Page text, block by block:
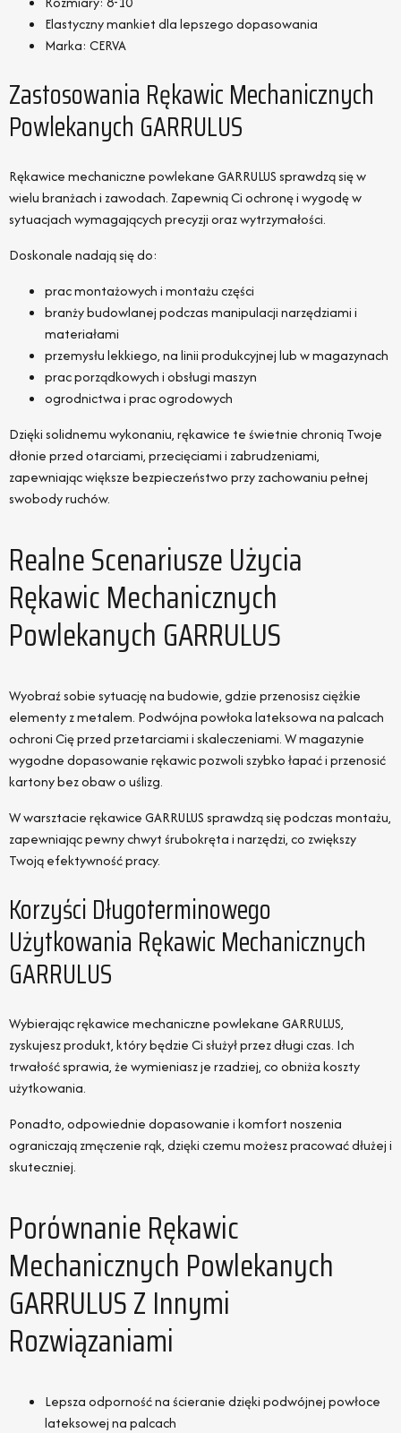
Elastyczny mankiet dla lepszego dopasowania
Marka: CERVA
Zastosowania Rękawic Mechanicznych
Powlekanych GARRULUS
Rękawice mechaniczne powlekane GARRULUS sprawdzą się w
wielu branżach i zawodach. Zapewnią Ci ochronę i wygodę w
sytuacjach wymagających precyzji oraz wytrzymałości.
Doskonale nadają się do:
prac montażowych i montażu części
branży budowlanej podczas manipulacji narzędziami i
materiałami
przemysłu lekkiego, na linii produkcyjnej lub w magazynach
prac porządkowych i obsługi maszyn
ogrodnictwa i prac ogrodowych
Dzięki solidnemu wykonaniu, rękawice te świetnie chronią Twoje
dłonie przed otarciami, przecięciami i zabrudzeniami,
zapewniając większe bezpieczeństwo przy zachowaniu pełnej
swobody ruchów.
Realne Scenariusze Użycia
Rękawic Mechanicznych
Powlekanych GARRULUS
Wyobraź sobie sytuację na budowie, gdzie przenosisz ciężkie
elementy z metalem. Podwójna powłoka lateksowa na palcach
ochroni Cię przed przetarciami i skaleczeniami. W magazynie
wygodne dopasowanie rękawic pozwoli szybko łapać i przenosić
kartony bez obaw o uślizg.
W warsztacie rękawice GARRULUS sprawdzą się podczas montażu,
zapewniając pewny chwyt śrubokręta i narzędzi, co zwiększy
Twoją efektywność pracy.
Korzyści Długoterminowego
Użytkowania Rękawic Mechanicznych
GARRULUS
Wybierając rękawice mechaniczne powlekane GARRULUS,
zyskujesz produkt, który będzie Ci służył przez długi czas. Ich
trwałość sprawia, że wymieniasz je rzadziej, co obniża koszty
użytkowania.
Ponadto, odpowiednie dopasowanie i komfort noszenia
ograniczają zmęczenie rąk, dzięki czemu możesz pracować dłużej i
skuteczniej.
Porównanie Rękawic
Mechanicznych Powlekanych
GARRULUS Z Innymi
Rozwiązaniami
Lepsza odporność na ścieranie dzięki podwójnej powłoce
lateksowej na palcach